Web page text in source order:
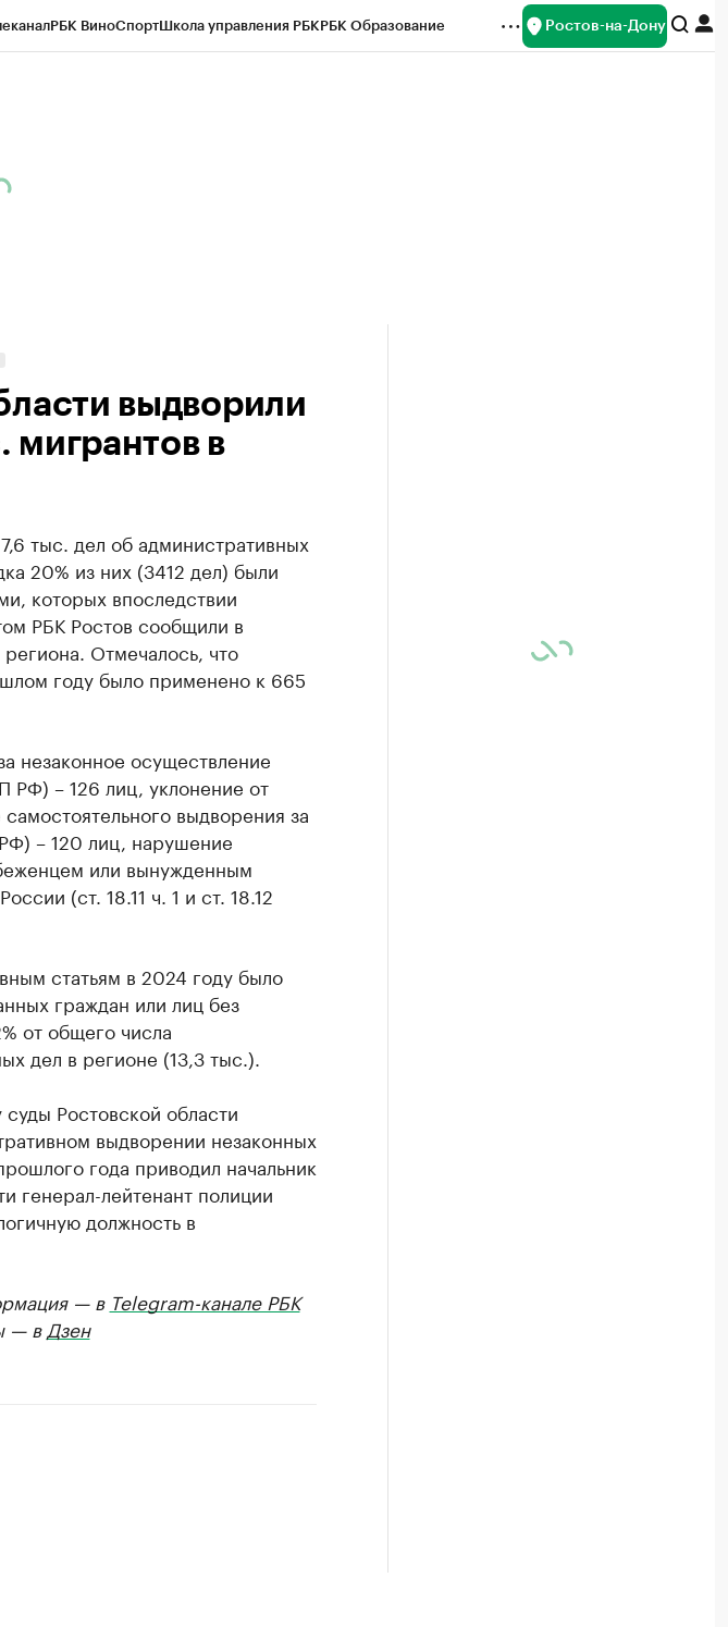
РБК ВиноСпортШкола управления РБКРБК Образование Ростов-на-Дону
выдворили
мигрантов в
тыс. дел об административных
20% из них (3412 дел) были
которых впоследствии
РБК Ростов сообщили в
Отмечалось, что
году было применено к 665
незаконное осуществление
РФ) – 126 лиц, уклонение от
выдворения за
– 120 лиц, нарушение
или вынужденным
(ст. 18.11 ч. 1 и ст. 18.12
статьям в 2024 году было
граждан или лиц без
от общего числа
дел в регионе (13,3 тыс.).
Ростовской области
выдворении незаконных
года приводил начальник
генерал-лейтенант полиции
должность в
— в Telegram-канале РБК
— в Дзен